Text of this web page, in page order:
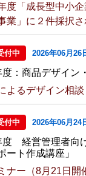
度「成長型中小企
業」に２件採択さ
付中 2026年06月26
：商品デザイン
よるデザイン相談
付中 2026年06月24
度 経営管理者向
ート作成講座」
ナー（8月21日開